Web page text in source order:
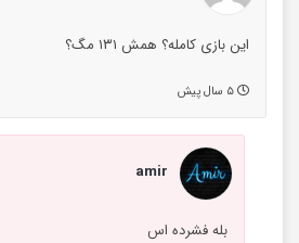
این بازی کامله؟ همش ۱۳۱ مگ؟
amir
بله فشرده اس